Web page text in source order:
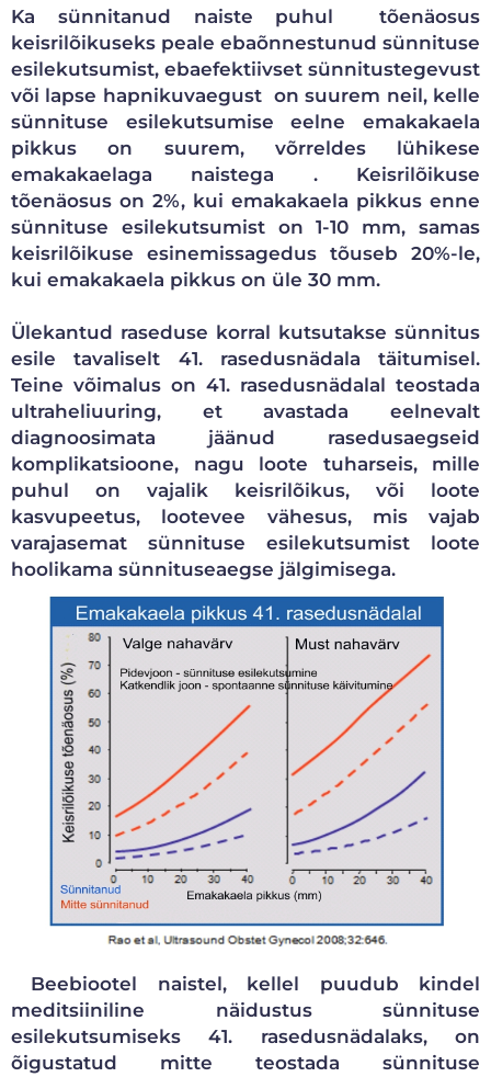
Ka sünnitanud naiste puhul tõenäosus
keisrilõikuseks peale ebaõnnestunud sünnituse
esilekutsumist, ebaefektiivset sünnitustegevust
või lapse hapnikuvaegust on suurem neil, kelle
sünnituse esilekutsumise eelne emakakaela
pikkus on suurem, võrreldes lühikese
emakakaelaga naistega . Keisrilõikuse
tõenäosus on 2%, kui emakakaela pikkus enne
sünnituse esilekutsumist on 1-10 mm, samas
keisrilõikuse esinemissagedus tõuseb 20%-le,
kui emakakaela pikkus on üle 30 mm.
Ülekantud raseduse korral kutsutakse sünnitus
esile tavaliselt 41. rasedusnädala täitumisel.
Teine võimalus on 41. rasedusnädalal teostada
ultraheliuuring, et avastada eelnevalt
diagnoosimata jäänud rasedusaegseid
komplikatsioone, nagu loote tuharseis, mille
puhul on vajalik keisrilõikus, või loote
kasvupeetus, lootevee vähesus, mis vajab
varajasemat sünnituse esilekutsumist loote
hoolikama sünnituseaegse jälgimisega.
Beebiootel naistel, kellel puudub kindel
meditsiiniline näidustus sünnituse
esilekutsumiseks 41. rasedusnädalaks, on
õigustatud mitte teostada sünnituse